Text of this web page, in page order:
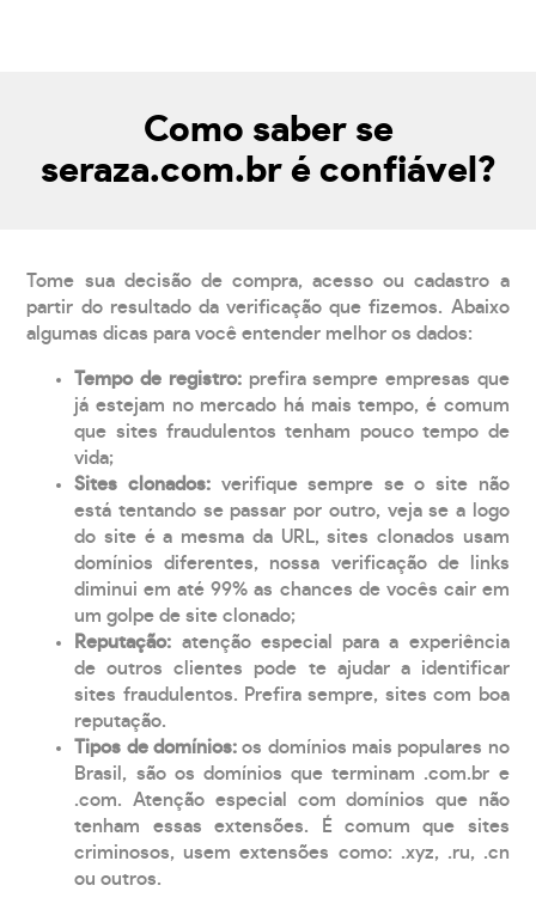
Como saber se
seraza.com.br é confiável?
Tome sua decisão de compra, acesso ou cadastro a
partir do resultado da verificação que fizemos. Abaixo
algumas dicas para você entender melhor os dados:
Tempo de registro: prefira sempre empresas que
já estejam no mercado há mais tempo, é comum
que sites fraudulentos tenham pouco tempo de
vida;
Sites clonados: verifique sempre se o site não
está tentando se passar por outro, veja se a logo
do site é a mesma da URL, sites clonados usam
domínios diferentes, nossa verificação de links
diminui em até 99% as chances de vocês cair em
um golpe de site clonado;
Reputação: atenção especial para a experiência
de outros clientes pode te ajudar a identificar
sites fraudulentos. Prefira sempre, sites com boa
reputação.
Tipos de domínios:os domínios mais populares no
Brasil, são os domínios que terminam .com.br e
.com. Atenção especial com domínios que não
tenham essas extensões. É comum que sites
criminosos, usem extensões como: .xyz, .ru, .cn
ou outros.